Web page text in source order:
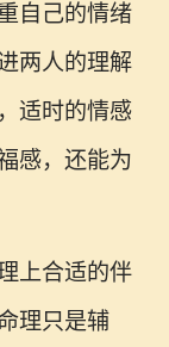
自己的情绪
两人的理解
适时的情感
感，还能为
上合适的伴
理只是辅